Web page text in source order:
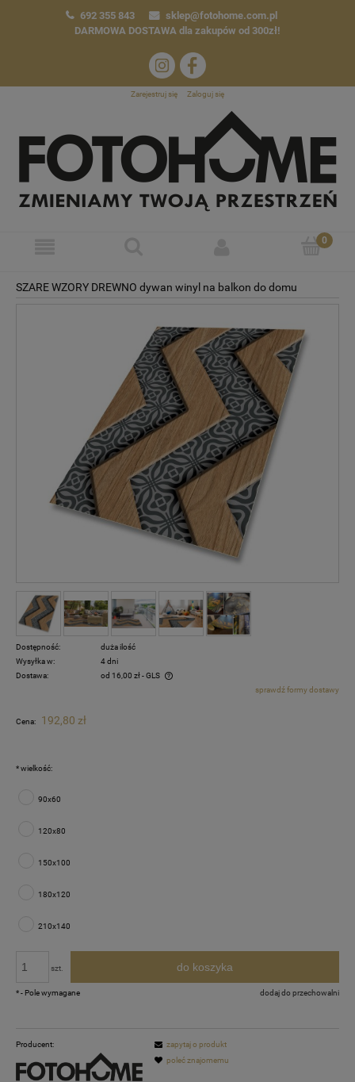
692 355 843
sklep@fotohome.com.pl
DARMOWA DOSTAWA dla zakupów od 300zł!
Zarejestruj się Zaloguj się
SZARE WZORY DREWNO dywan winyl na balkon do domu
Dostępność:
duża ilość
Wysyłka w:
4 dni
Dostawa:
od 16,00 zł- GLS
Cena nie zawiera ewentualnych kosztów płatnościsprawdź formy dostawy
Cena: 192,80 zł
*wielkość:
90x60
120x80
150x100
180x120
210x140
szt. do koszyka
dodaj do przechowalni
*- Pole wymagane
Producent:
zapytaj o produkt
poleć znajomemu